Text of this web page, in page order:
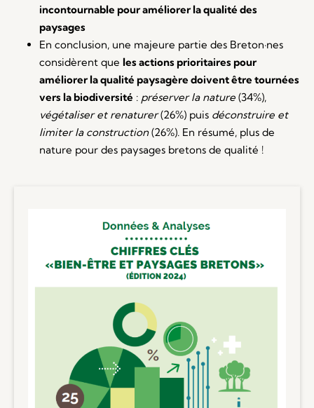
incontournable pour améliorer la qualité des
paysages
En conclusion, une majeure partie des Breton·nes
considèrent que les actions prioritaires pour
améliorer la qualité paysagère doivent être tournées
vers la biodiversité : préserver la nature (34%),
végétaliser et renaturer(26%) puis déconstruire et
limiter la construction(26%). En résumé, plus de
nature pour des paysages bretons de qualité !